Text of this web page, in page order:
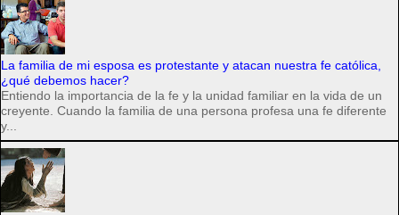
La familia de mi esposa es protestante y atacan nuestra fe católica,
¿qué debemos hacer?
Entiendo la importancia de la fe y la unidad familiar en la vida de un
creyente. Cuando la familia de una persona profesa una fe diferente
y...